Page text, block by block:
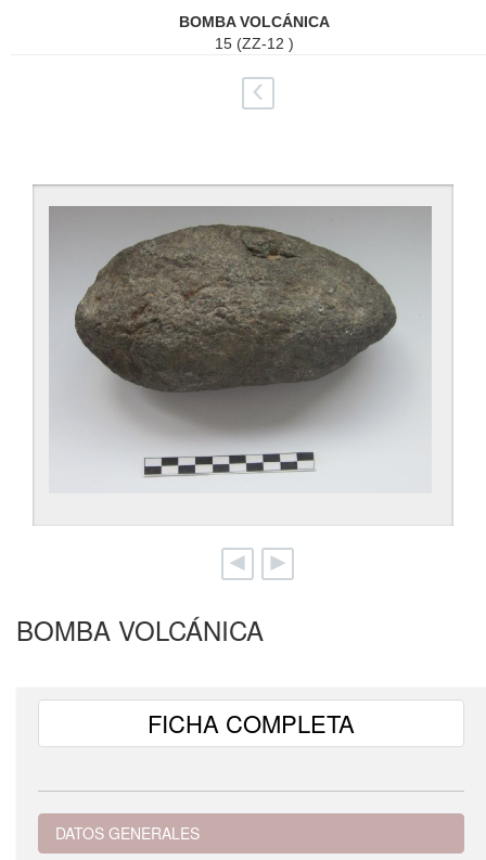
BOMBA VOLCÁNICA
15 (ZZ-12 )
VOLCÁNICA
anterior
imagenimagen
BOMBA VOLCÁNICA
FICHA COMPLETA
DATOS GENERALES